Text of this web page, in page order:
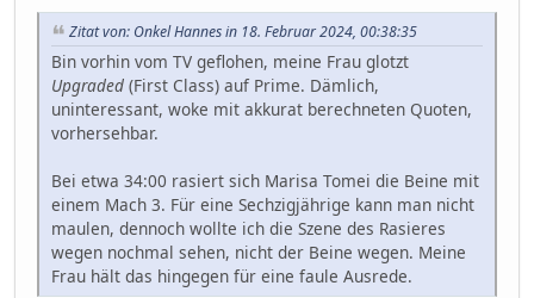
Zitat von: Onkel Hannes in 18. Februar 2024, 00:38:35
Bin vorhin vom TV geflohen, meine Frau glotzt
Upgraded (First Class) auf Prime. Dämlich,
uninteressant, woke mit akkurat berechneten Quoten,
vorhersehbar.
Bei etwa 34:00 rasiert sich Marisa Tomei die Beine mit
einem Mach 3. Für eine Sechzigjährige kann man nicht
maulen, dennoch wollte ich die Szene des Rasieres
wegen nochmal sehen, nicht der Beine wegen. Meine
Frau hält das hingegen für eine faule Ausrede.